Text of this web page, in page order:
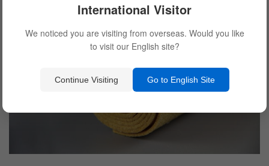
International Visitor
We noticed you are visiting from overseas. Would you like
to visit our English site?
Continue Visiting Go to English Site